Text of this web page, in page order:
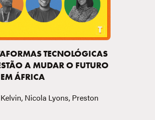
TECNOLÓGICAS
A MUDAR O FUTURO
ÁFRICA
Nicola Lyons, Preston